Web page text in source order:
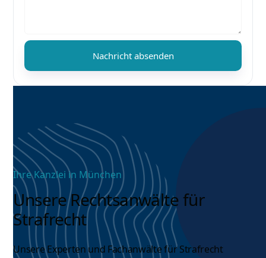
Ihre Kanzlei in München
Unsere Rechtsanwälte für
Strafrecht
Unsere Experten und Fachanwälte für Strafrecht